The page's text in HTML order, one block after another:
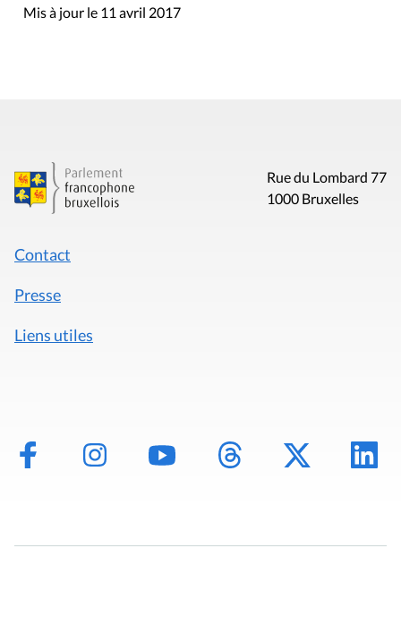
Mis à jour le 11 avril 2017
Rue du Lombard 77
1000 Bruxelles
Contact
Presse
Liens utiles